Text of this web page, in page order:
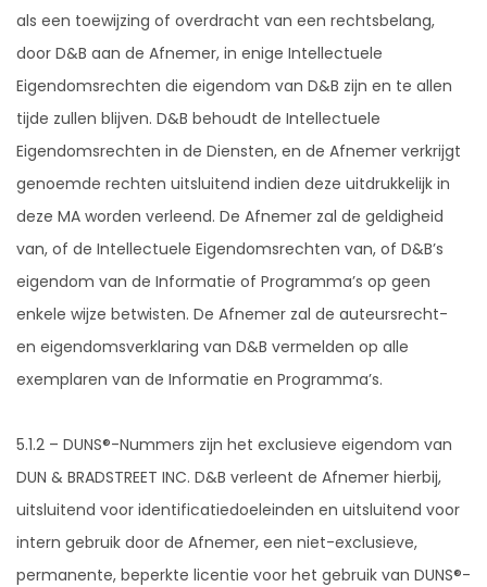
als een toewijzing of overdracht van een rechtsbelang,
door D&B aan de Afnemer, in enige Intellectuele
Eigendomsrechten die eigendom van D&B zijn en te allen
tijde zullen blijven. D&B behoudt de Intellectuele
Eigendomsrechten in de Diensten, en de Afnemer verkrijgt
genoemde rechten uitsluitend indien deze uitdrukkelijk in
deze MA worden verleend. De Afnemer zal de geldigheid
van, of de Intellectuele Eigendomsrechten van, of D&B’s
eigendom van de Informatie of Programma’s op geen
enkele wijze betwisten. De Afnemer zal de auteursrecht-
en eigendomsverklaring van D&B vermelden op alle
exemplaren van de Informatie en Programma’s.
5.1.2 – DUNS®-Nummers zijn het exclusieve eigendom van
DUN & BRADSTREET INC. D&B verleent de Afnemer hierbij,
uitsluitend voor identificatiedoeleinden en uitsluitend voor
intern gebruik door de Afnemer, een niet-exclusieve,
permanente, beperkte licentie voor het gebruik van DUNS®-